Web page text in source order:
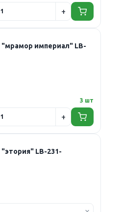
"мрамор империал" LB-
3 шт
LB-231-